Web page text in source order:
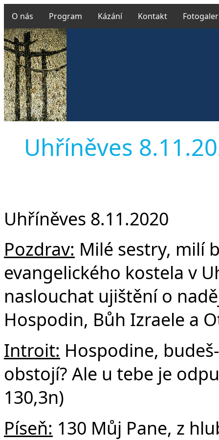
O nás Program Kázání Kontakt
Uhříněves
Uhříněves 8.11.2020
Pozdrav: Milé sestry, milí
evangelického kostela v
naslouchat ujištění o
Hospodin, Bůh Izraele a
Introit: Hospodine,
obstojí? Ale u tebe je
130,3n)
Píseň: 130 Můj Pane, z